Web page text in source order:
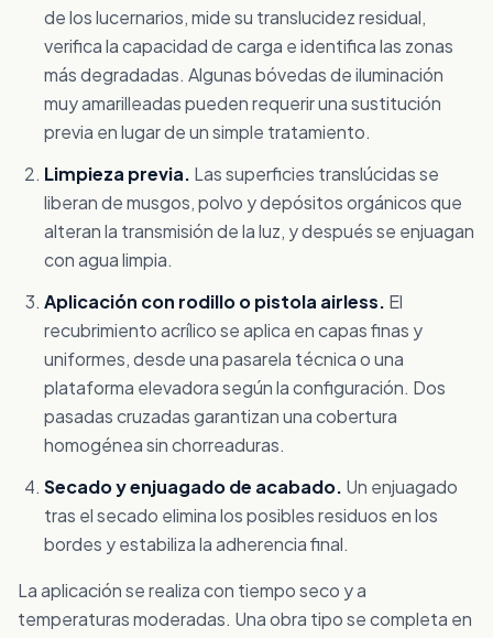
de los lucernarios, mide su translucidez residual,
verifica la capacidad de carga e identifica las zonas
más degradadas. Algunas bóvedas de iluminación
muy amarilleadas pueden requerir una sustitución
previa en lugar de un simple tratamiento.
Limpieza previa. Las superficies translúcidas se
liberan de musgos, polvo y depósitos orgánicos que
alteran la transmisión de la luz, y después se enjuagan
con agua limpia.
Aplicación con rodillo o pistola airless. El
recubrimiento acrílico se aplica en capas finas y
uniformes, desde una pasarela técnica o una
plataforma elevadora según la configuración. Dos
pasadas cruzadas garantizan una cobertura
homogénea sin chorreaduras.
Secado y enjuagado de acabado. Un enjuagado
tras el secado elimina los posibles residuos en los
bordes y estabiliza la adherencia final.
La aplicación se realiza con tiempo seco y a
temperaturas moderadas. Una obra tipo se completa en